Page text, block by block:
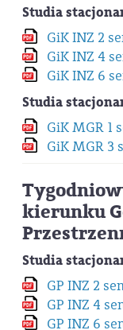
Studia
GiK INZ 2
GiK INZ 4
GiK INZ 6
Studia
GiK MGR 1
GiK MGR 3
kierunku
Studia
GP INZ 2
GP INZ 4
GP INZ 6